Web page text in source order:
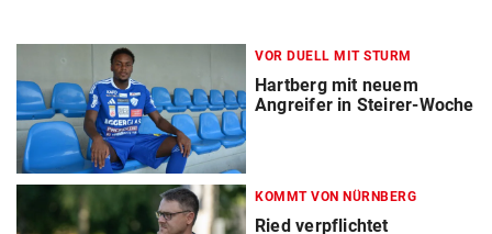
VOR DUELL MIT STURM
Hartberg mit neuem
Angreifer in Steirer-Woche
KOMMT VON NÜRNBERG
Ried verpflichtet